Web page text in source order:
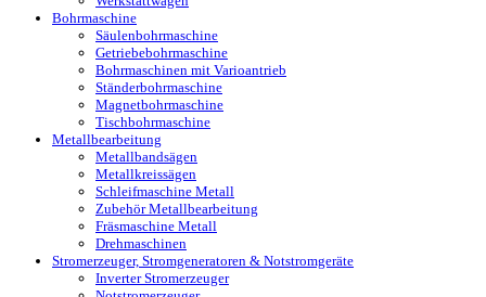
Bohrmaschine
Säulenbohrmaschine
Getriebebohrmaschine
Bohrmaschinen mit Varioantrieb
Ständerbohrmaschine
Magnetbohrmaschine
Tischbohrmaschine
Metallbearbeitung
Metallbandsägen
Metallkreissägen
Schleifmaschine Metall
Zubehör Metallbearbeitung
Fräsmaschine Metall
Drehmaschinen
Stromerzeuger, Stromgeneratoren & Notstromgeräte
Inverter Stromerzeuger